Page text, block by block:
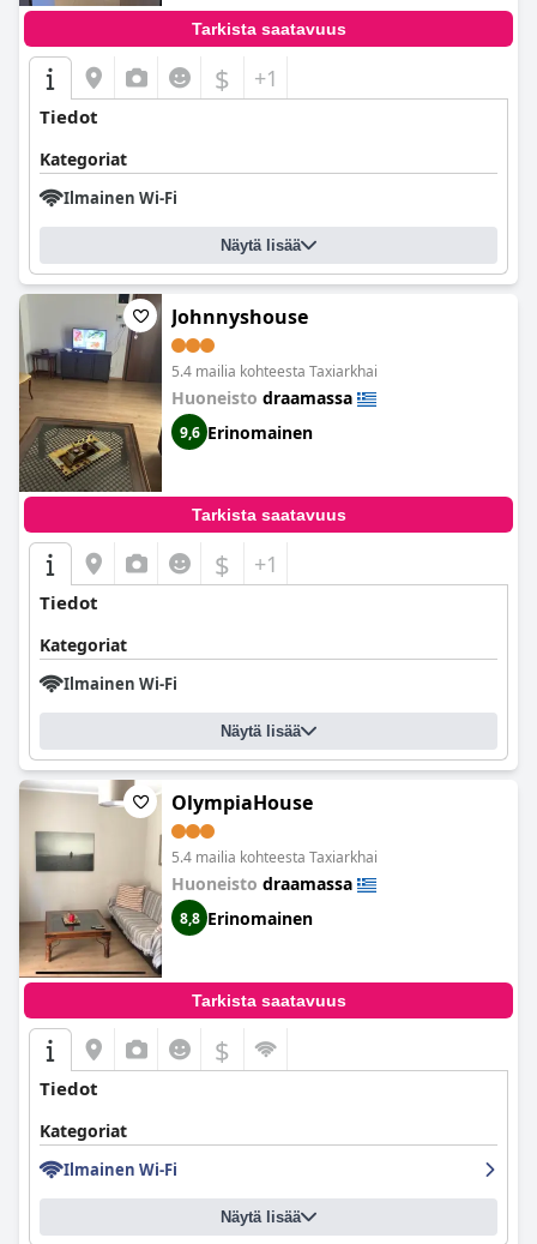
Tarkista saatavuus
$ +1
Tiedot
Kategoriat
Ilmainen Wi-Fi
Näytä lisää
Johnnyshouse
5.4 mailia kohteesta Taxiarkhai
Huoneisto draamassa
9,6 Erinomainen
Tarkista saatavuus
$ +1
Tiedot
Kategoriat
Ilmainen Wi-Fi
Näytä lisää
OlympiaHouse
5.4 mailia kohteesta Taxiarkhai
Huoneisto draamassa
8,8 Erinomainen
Tarkista saatavuus
$
Tiedot
Kategoriat
Ilmainen Wi-Fi
Näytä lisää